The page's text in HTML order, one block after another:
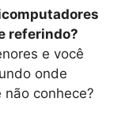
referindo?
e você
onde
conhece?